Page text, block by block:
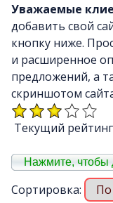
Уважаемые
добавить свой
кнопку ниже.
и расширенное
предложений, а
скриншотом
Текущий
Нажмите,
Сортировка: